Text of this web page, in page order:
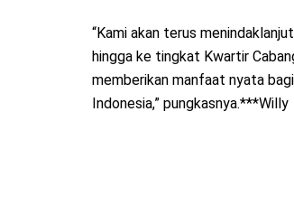
“Kami akan terus
hingga ke tingkat Kwartir
memberikan manfaat nyata
Indonesia,” pungkasnya.***Willy